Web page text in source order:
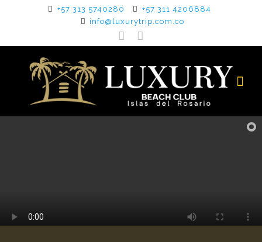
+57 313 5740280
+57 311 4206884
info@luxurytrip.com.co